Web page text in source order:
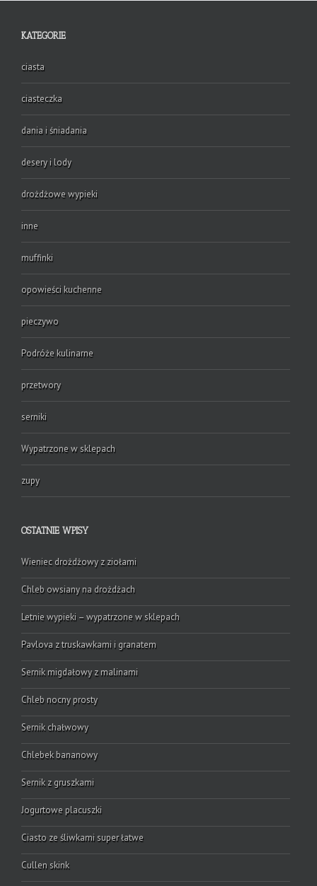
KATEGORIE
ciasta
ciasteczka
dania i śniadania
desery i lody
drożdżowe wypieki
inne
muffinki
opowieści kuchenne
pieczywo
Podróże kulinarne
przetwory
serniki
Wypatrzone w sklepach
zupy
OSTATNIE WPISY
Wieniec drożdżowy z ziołami
Chleb owsiany na drożdżach
Letnie wypieki – wypatrzone w sklepach
Pavlova z truskawkami i granatem
Sernik migdałowy z malinami
Chleb nocny prosty
Sernik chałwowy
Chlebek bananowy
Sernik z gruszkami
Jogurtowe placuszki
Ciasto ze śliwkami super łatwe
Cullen skink